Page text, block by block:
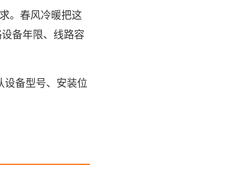
。春风冷暖把这
备年限、线路容
设备型号、安装位